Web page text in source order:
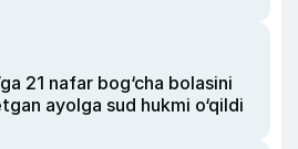
21 nafar bog‘cha bolasini
ayolga sud hukmi o‘qildi